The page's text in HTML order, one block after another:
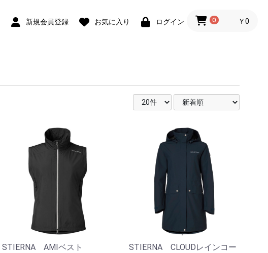
新規会員登録 お気に入り ログイン 0 ￥0
STIERNA AMIベスト
STIERNA CLOUDレインコー